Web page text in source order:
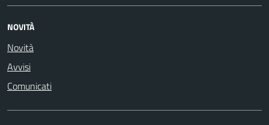
NOVITÀ
Novità
Avvisi
Comunicati